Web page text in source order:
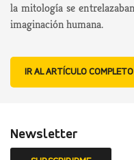
la mitología se
imaginación humana.
IR AL ARTÍCULO COMPLETO
Newsletter